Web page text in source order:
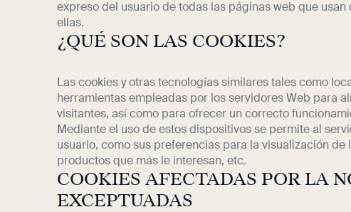
expreso del usuario de todas las páginas web que
ellas.
¿QUÉ SON LAS COOKIES?
Las cookies y otras tecnologías similares tales como
herramientas empleadas por los servidores Web para
visitantes, así como para ofrecer un correcto
Mediante el uso de estos dispositivos se permite al
usuario, como sus preferencias para la visualización
productos que más le interesan, etc.
COOKIES AFECTADAS POR LA
EXCEPTUADAS